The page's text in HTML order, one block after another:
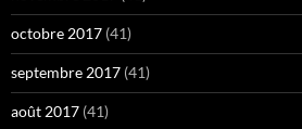
octobre 2017 (41)
septembre 2017 (41)
août 2017 (41)